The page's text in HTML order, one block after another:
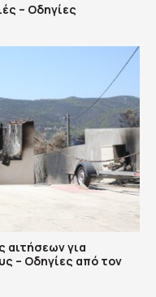
– Οδηγίες
αιτήσεων για
– Οδηγίες από τον